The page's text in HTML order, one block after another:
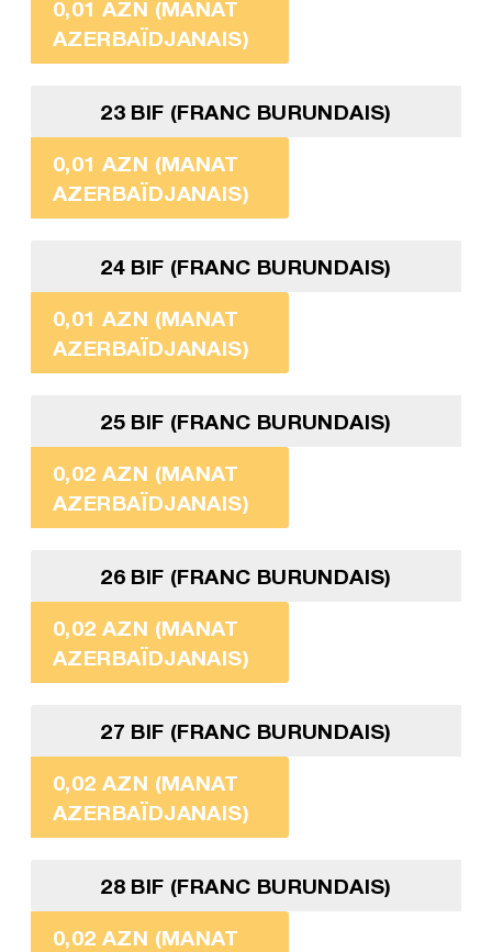
0,01 AZN (MANAT
AZERBAÏDJANAIS)
23 BIF (FRANC BURUNDAIS)
0,01 AZN (MANAT
AZERBAÏDJANAIS)
24 BIF (FRANC BURUNDAIS)
0,01 AZN (MANAT
AZERBAÏDJANAIS)
25 BIF (FRANC BURUNDAIS)
0,02 AZN (MANAT
AZERBAÏDJANAIS)
26 BIF (FRANC BURUNDAIS)
0,02 AZN (MANAT
AZERBAÏDJANAIS)
27 BIF (FRANC BURUNDAIS)
0,02 AZN (MANAT
AZERBAÏDJANAIS)
28 BIF (FRANC BURUNDAIS)
0,02 AZN (MANAT